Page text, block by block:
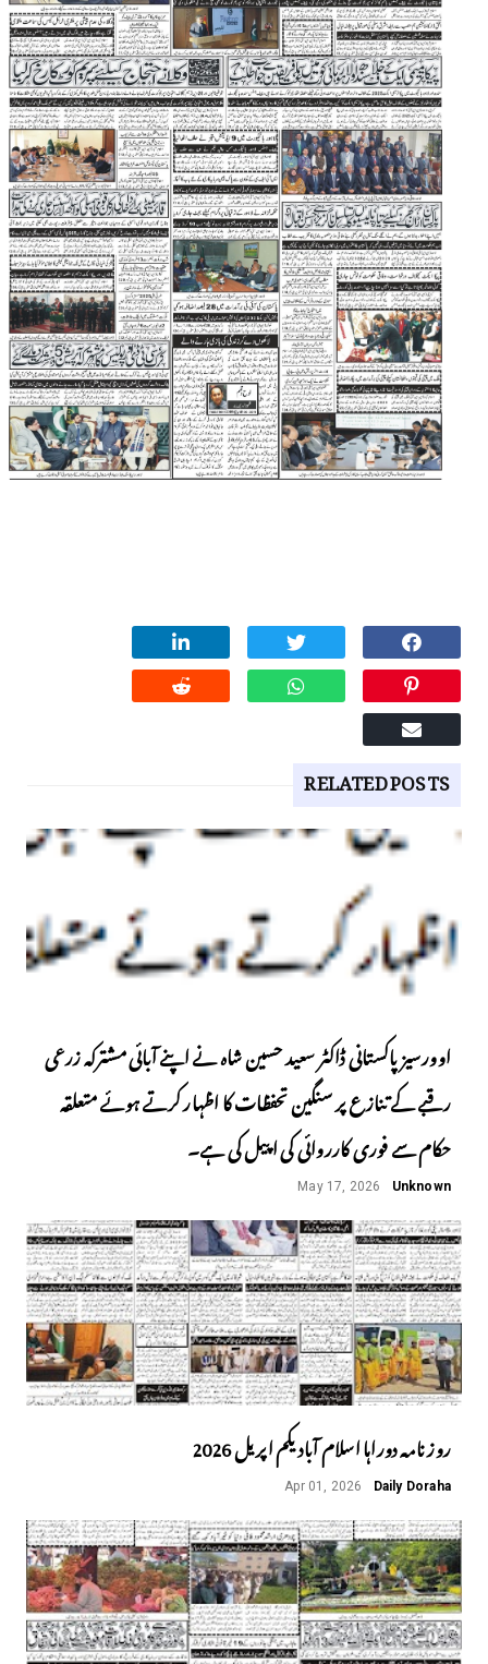
RELATED POSTS
اوورسیز پاکستانی ڈاکٹر سعید حسین شاہ نے اپنے آبائی مشترکہ زرعی
رقبے کے تنازع پر سنگین تحفظات کا اظہار کرتے ہوئے متعلقہ
حکام سے فوری کارروائی کی اپیل کی ہے۔
Unknown
May 17, 2026
روز نامہ دوراہا اسلام آباد یکم اپریل 2026
Daily Doraha
Apr 01, 2026